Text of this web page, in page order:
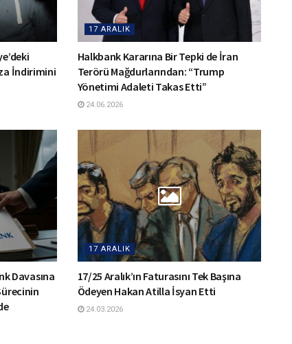
İndirimini
17 ARALIK
Halkbank Kararına Bir Tepki de İran
Terörü Mağdurlarından: “Trump
Yönetimi Adaleti Takas Etti”
24.06.2026
Davasına
17 ARALIK
17/25 Aralık’ın Faturasını Tek Başına
Ödeyen Hakan Atilla İsyan Etti
24.03.2026